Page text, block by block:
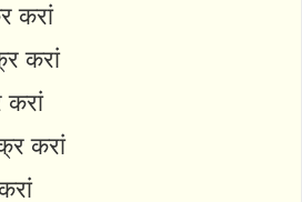
करां
करां
करां
करां